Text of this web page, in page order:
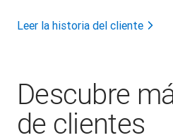
Leer la historia del cliente
Descubre
de clientes